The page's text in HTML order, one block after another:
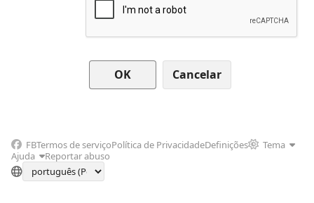
Cancelar
FBTermos de serviçoPolítica de PrivacidadeDefinições
Tema
Ajuda
Reportar abuso